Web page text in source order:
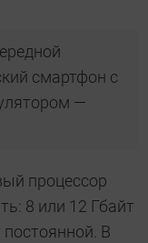
смартфон с
—
процессор
8 или 12 Гбайт
В